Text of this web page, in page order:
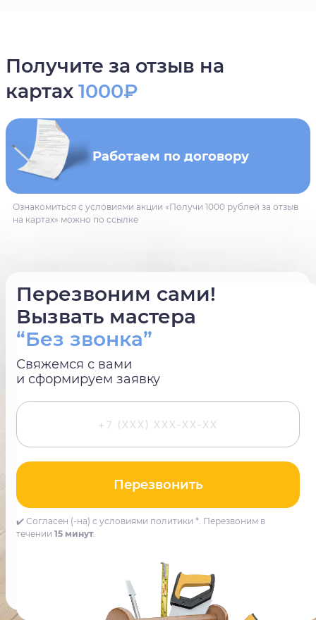
Перезвоним сами!
Вызвать мастера
“Без звонка”
Свяжемся с вами
и сформируем заявку
Перезвонить
✔️ Согласен (-на) с условиями политики *. Перезвоним в
течении 15 минут.
Получите за отзыв на
картах 1000₽
Работаем по договору
Ознакомиться с условиями акции «Получи 1000 рублей за отзыв
на картах» можно по ссылке